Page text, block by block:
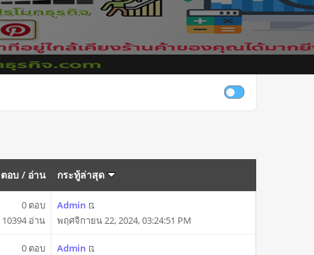
ตอบ / อ่าน กระทู้ล่าสุด
0 ตอบ
10394 อ่าน
Admin
พฤศจิกายน 22, 2024, 03:24:51 PM
0 ตอบ
Admin